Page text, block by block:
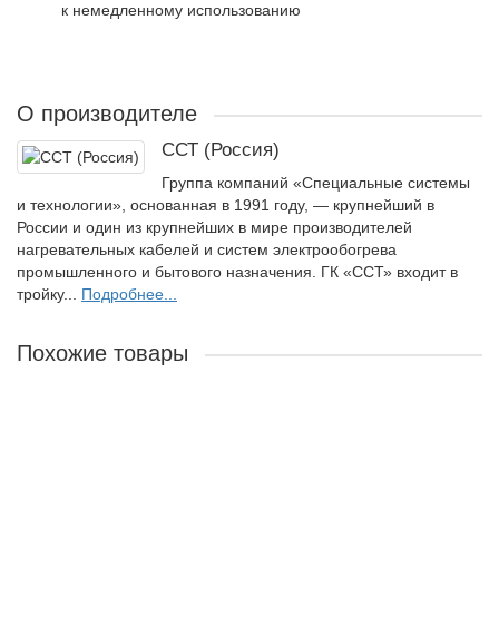
к немедленному использованию
О производителе
ССТ (Россия)
Группа компаний «Специальные системы
и технологии», основанная в 1991 году, — крупнейший в
России и один из крупнейших в мире производителей
нагревательных кабелей и систем электрообогрева
промышленного и бытового назначения. ГК «ССТ» входит в
тройку... Подробнее...
Похожие товары